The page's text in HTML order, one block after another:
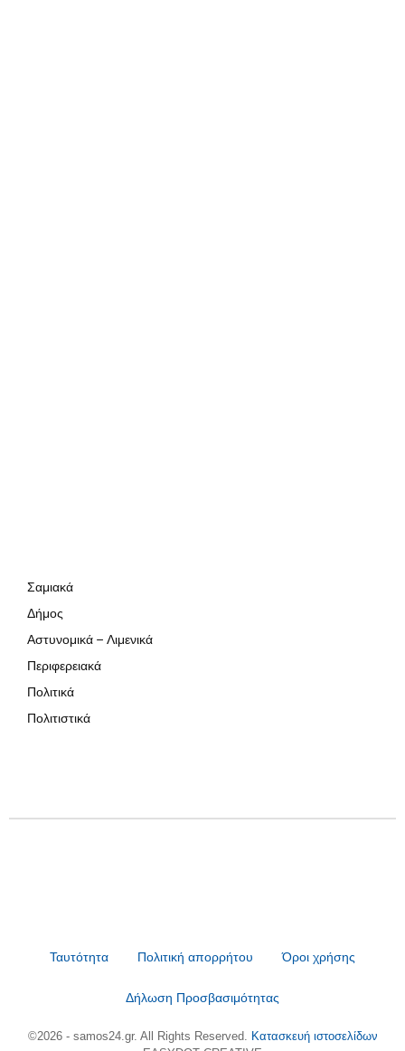
Σαμιακά
Δήμος
Αστυνομικά – Λιμενικά
Περιφερειακά
Πολιτικά
Πολιτιστικά
Ταυτότητα Πολιτική απορρήτου Όροι χρήσης
Δήλωση Προσβασιμότητας
©2026 - samos24.gr. All Rights Reserved. Κατασκευή ιστοσελίδων